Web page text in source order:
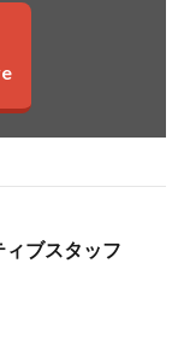
ブスタッフ